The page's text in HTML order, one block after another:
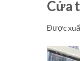
Cửa
Được